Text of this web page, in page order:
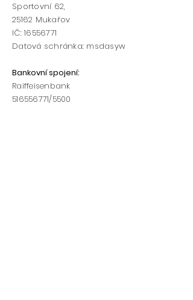
Sportovní 62,
25162 Mukařov
IČ:16556771
Datová schránka: msdasyw
Bankovní spojení:
Raiffeisenbank
516556771/5500​​